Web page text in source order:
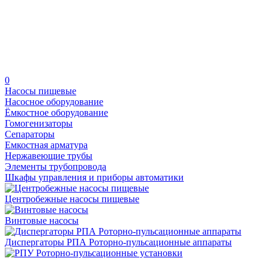
0
Насосы пищевые
Насосное оборудование
Ёмкостное оборудование
Гомогенизаторы
Сепараторы
Емкостная арматура
Нержавеющие трубы
Элементы трубопровода
Шкафы управления и приборы автоматики
Центробежные насосы пищевые
Винтовые насосы
Диспергаторы РПА Роторно-пульсационные аппараты